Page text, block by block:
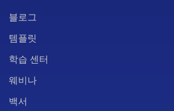
블로그
템플릿
학습 센터
웨비나
백서